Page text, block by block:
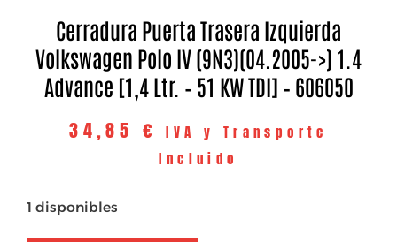
Cerradura Puerta Trasera Izquierda
Volkswagen Polo IV (9N3)(04.2005->) 1.4
Advance [1,4 Ltr. – 51 KW TDI] – 606050
34,85 €
IVA y Transporte
Incluido
1 disponibles